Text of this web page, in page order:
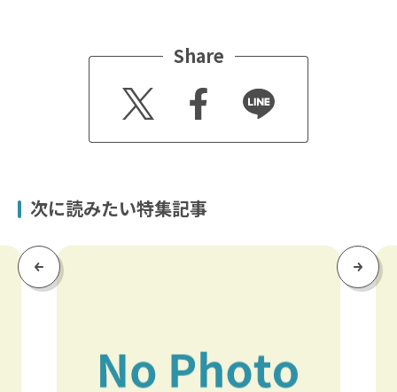
Share
Twitt
er
Faceb
ook
Line
次に読みたい特集記事
Previous Next